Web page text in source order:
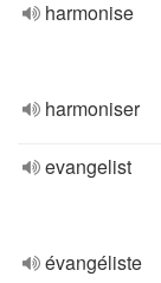
harmonise
harmoniser
evangelist
évangéliste